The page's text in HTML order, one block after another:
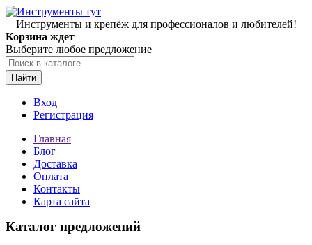
Инструменты и крепёж для профессионалов и любителей!
Корзина ждет
Выберите любое предложение
Найти
Вход
Регистрация
Главная
Блог
Доставка
Оплата
Контакты
Карта сайта
Каталог предложений